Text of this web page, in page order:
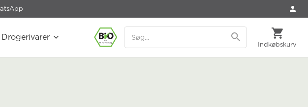
Indkøbskurv
Drogerivarer